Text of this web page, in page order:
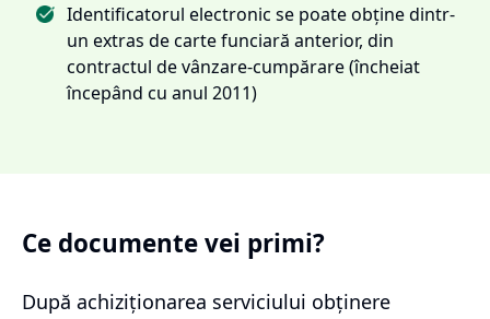
Identificatorul electronic se poate obține dintr-
un extras de carte funciară anterior, din
contractul de vânzare-cumpărare (încheiat
începând cu anul 2011)
Ce documente vei primi?
După achiziționarea serviciului obținere